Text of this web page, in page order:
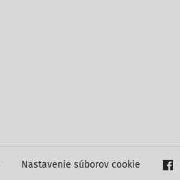
Nastavenie súborov cookie